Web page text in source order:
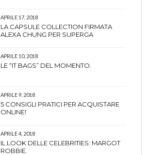
APRILE 17, 2018
LA CAPSULE COLLECTION FIRMATA
ALEXA CHUNG PER SUPERGA
APRILE 10, 2018
LE “IT BAGS” DEL MOMENTO.
APRILE 9, 2018
5 CONSIGLI PRATICI PER ACQUISTARE
ONLINE!
APRILE 4, 2018
IL LOOK DELLE CELEBRITIES: MARGOT
ROBBIE.